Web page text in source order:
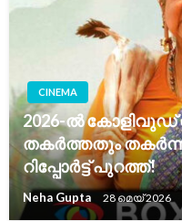
CINEMA
2026-ൽ
തകർത്തതും
റിപ്പോർട്ട് പുറത്ത്!
Neha Gupta 28 മെയ്‌ 2026